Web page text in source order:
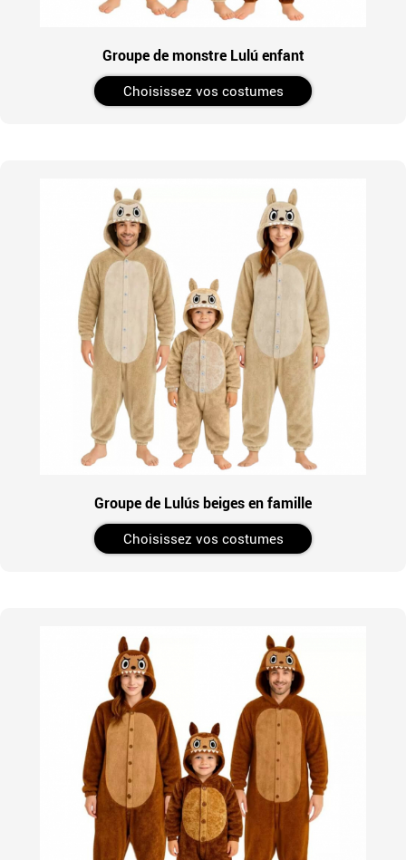
Groupe de monstre Lulú enfant
Choisissez vos costumes
Groupe de Lulús beiges en famille
Choisissez vos costumes